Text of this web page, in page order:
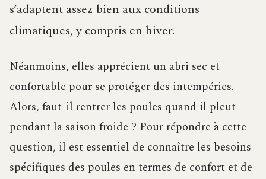
s’adaptent assez bien aux conditions
climatiques, y compris en hiver.
Néanmoins, elles apprécient un abri sec et
confortable pour se protéger des intempéries.
Alors, faut-il rentrer les poules quand il pleut
pendant la saison froide ? Pour répondre à cette
question, il est essentiel de connaître les besoins
spécifiques des poules en termes de confort et de